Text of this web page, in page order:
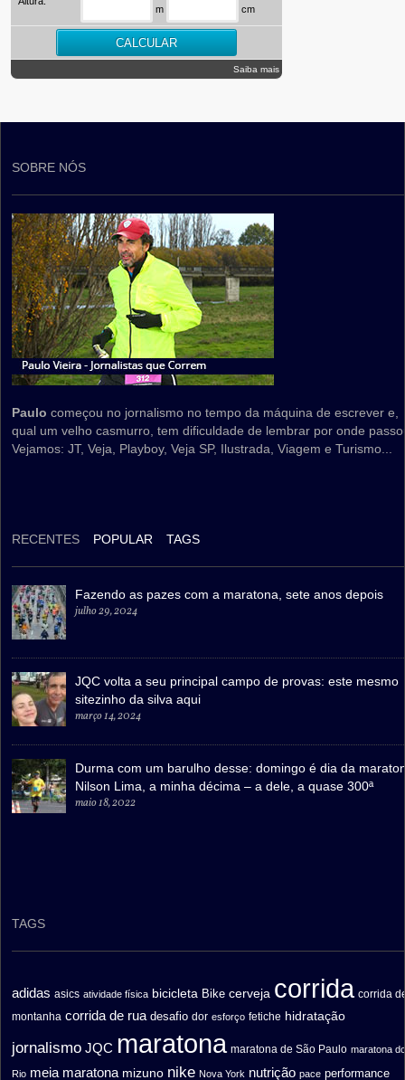
m cm
Saiba mais
SOBRE NÓS
Paulo começou no jornalismo no tempo da máquina de escrever e,
qual um velho casmurro, tem dificuldade de lembrar por onde
Vejamos: JT, Veja, Playboy, Veja SP, Ilustrada, Viagem e Turismo...
RECENTES POPULAR TAGS
Fazendo as pazes com a maratona, sete anos depois
julho 29, 2024
JQC volta a seu principal campo de provas: este mesmo
sitezinho da silva aqui
março 14, 2024
Durma com um barulho desse: domingo é dia da
Nilson Lima, a minha décima – a dele, a quase 300ª
maio 18, 2022
TAGS
adidas asics atividade física bicicleta Bike cerveja corrida corrida
montanha corrida de rua desafio dor esforço fetiche hidratação
jornalismo JQC maratona maratona de São Paulo maratona
Rio meia maratona mizuno nike Nova York nutrição pace performance